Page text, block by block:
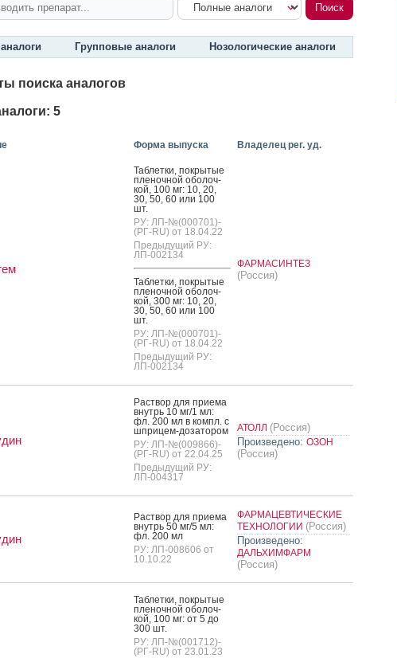
Групповые аналоги Нозологические аналоги
поиска аналогов
5
Форма выпуска Владелец рег. уд.
Таб­летки, пок­ры­тые
пле­ноч­ной обо­лоч­
кой, 100 мг: 10, 20,
30, 50, 60 или 100
шт.
РУ: ЛП-№(000701)-
(РГ-RU) от 18.04.22
Предыдущий РУ:
ЛП-002134
Таб­летки, пок­ры­тые
пле­ноч­ной обо­лоч­
кой, 300 мг: 10, 20,
30, 50, 60 или 100
шт.
РУ: ЛП-№(000701)-
(РГ-RU) от 18.04.22
Предыдущий РУ:
ЛП-002134
ФАРМАСИНТЕЗ
(Россия)
Рас­твор для при­ема
внутрь 10 мг/1 мл:
фл. 200 мл в компл. с
шпри­цем-до­зато­ром
РУ: ЛП-№(009866)-
(РГ-RU) от 22.04.25
Предыдущий РУ:
ЛП-004317
АТОЛЛ (Россия)
Произведено: ОЗОН
(Россия)
Рас­твор для при­ема
внутрь 50 мг/5 мл:
фл. 200 мл
РУ: ЛП-008606 от
10.10.22
ФАРМАЦЕВТИЧЕСКИЕ
ТЕХНОЛОГИИ (Россия)
Произведено:
ДАЛЬХИМФАРМ
(Россия)
Таб­летки, пок­ры­тые
пле­ноч­ной обо­лоч­
кой, 100 мг: от 5 до
300 шт.
РУ: ЛП-№(001712)-
(РГ-RU) от 23.01.23